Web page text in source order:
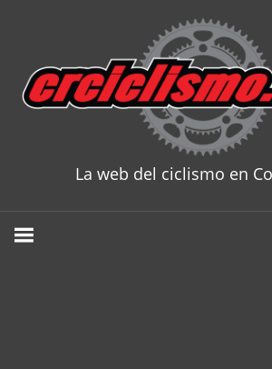
content
La web del ciclismo en